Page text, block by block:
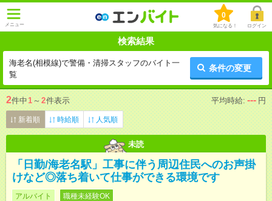
メニュー
0
気になる！ ログイン
検索結果
海老名(相模線)で警備・清掃スタッフのバイト一
覧
条件の変更
2件中1 ～ 2件表示 平均時給: --- 円
新着順 時給順 人気順
未読
「日勤/海老名駅」工事に伴う周辺住民へのお声掛
けなど◎落ち着いて仕事ができる環境です
アルバイト 職種未経験OK